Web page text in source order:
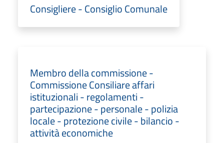
Consigliere - Consiglio Comunale
Membro della commissione -
Commissione Consiliare affari
istituzionali - regolamenti -
partecipazione - personale - polizia
locale - protezione civile - bilancio -
attività economiche